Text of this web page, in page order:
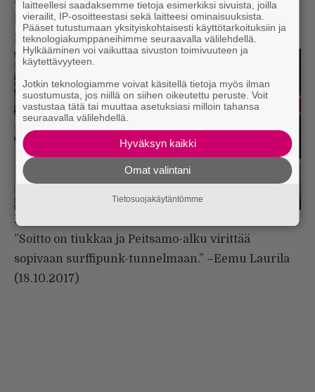
Paikalliset kummasteli meidän puhetyyliä ja sitä
Rikon perseilyä.”–Petu Partanen ( 13.9.2017)
Prinssi Rohkea Ja Erämaan Rotat
”Soitto on tiukkaa ja Peitsamo-alku virittää
sopivaan surffipunk-tunnelmaan.” –Eemu Laurila
(18.10.2017)
laitteellesi saadaksemme tietoja esimerkiksi sivuista, joilla
vierailit, IP-osoitteestasi sekä laitteesi ominaisuuksista.
Pääset tutustumaan yksityiskohtaisesti käyttötarkoituksiin ja
teknologiakumppaneihimme seuraavalla välilehdellä.
Hylkääminen voi vaikuttaa sivuston toimivuuteen ja
käytettävyyteen.
Jotkin teknologiamme voivat käsitellä tietoja myös ilman
suostumusta, jos niillä on siihen oikeutettu peruste. Voit
vastustaa tätä tai muuttaa asetuksiasi milloin tahansa
seuraavalla välilehdellä.
Hyväksyn kaikki
Omat valintani
Tietosuojakäytäntömme